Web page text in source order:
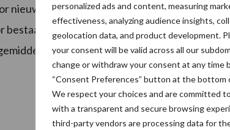
personalized ads and content, measuring
effectiveness, analyzing audience insights,
geolocation data, and product development.
your consent will be valid across all our
change or withdraw your consent at any time
“Consent Preferences” button at the bottom
We respect your choices and are committed
with a transparent and secure browsing
third-party vendors are processing data for
nieuwe pachtovereenkomsten van agrarische
overeenkomsten zijn gewijzigd met
index over 2017-2021, die uitkomt